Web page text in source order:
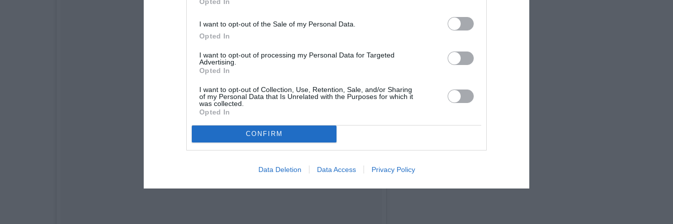
I want to opt-out of the Sale of my Personal Data.
Opted In
I want to opt-out of processing my Personal Data for Targeted
Advertising.
Opted In
I want to opt-out of Collection, Use, Retention, Sale, and/or Sharing
of my Personal Data that Is Unrelated with the Purposes for which it
was collected.
Opted In
CONFIRM
Data Deletion Data Access Privacy Policy